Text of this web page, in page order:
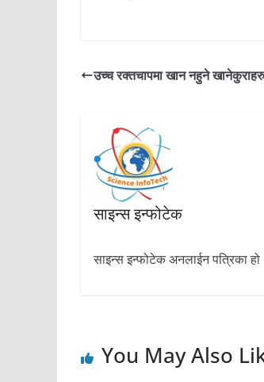
उच्च रक्तचापमा खान नहुने खानेकुराहरु
साइन्स इन्फोटेक
साइन्स इन्फोटेक अनलाईन पत्रिका हो
You May Also